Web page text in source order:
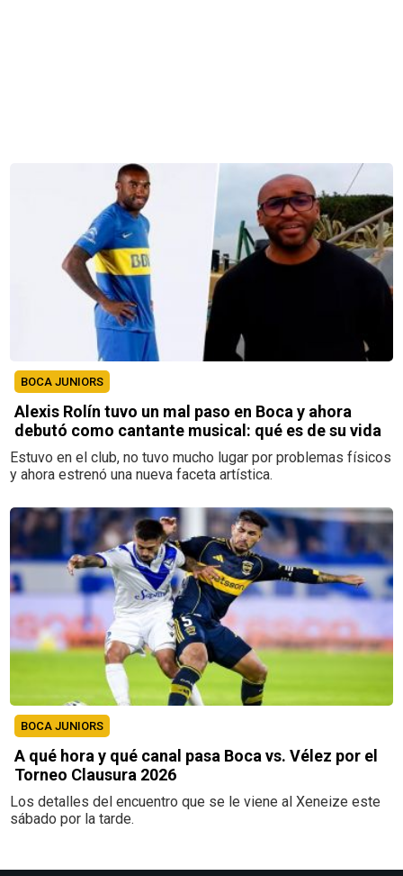
BOCA JUNIORS
Alexis Rolín tuvo un mal paso en Boca y ahora
debutó como cantante musical: qué es de su vida
Estuvo en el club, no tuvo mucho lugar por problemas físicos
y ahora estrenó una nueva faceta artística.
BOCA JUNIORS
A qué hora y qué canal pasa Boca vs. Vélez por el
Torneo Clausura 2026
Los detalles del encuentro que se le viene al Xeneize este
sábado por la tarde.